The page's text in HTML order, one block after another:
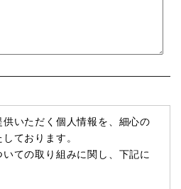
いただく個人情報を、細心の
ております。
ての取り組みに関し、下記に